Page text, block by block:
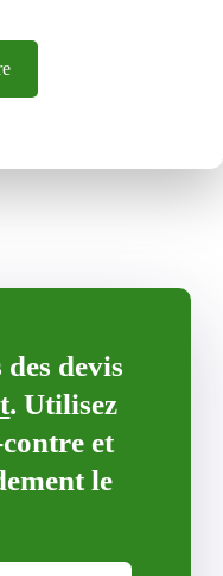
devis
. Utilisez
et
le